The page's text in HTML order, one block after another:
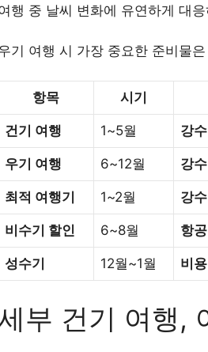
행 중 날씨 변화에 유연하게 대
기 여행 시 가장 중요한 준비물
항목 시기
건기 여행 1~5월 강
우기 여행 6~12월 강
최적 여행기 1~2월 강
비수기 할인 6~8월 항
성수기 12월~1월 비
부 건기 여행,